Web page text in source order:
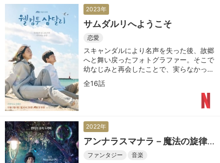
2023年
サムダルリへようこそ
恋愛
スキャンダルにより名声を失った後、故郷
へと舞い戻ったフォトグラファー。そこで
幼なじみと再会したことで、実らなかった
昔の恋が再び動き出す
全16話
2022年
アンナラスマナラ－魔法の旋律
－
ファンタジー 音楽